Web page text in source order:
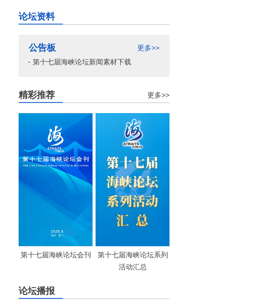
论坛资料
更多>>
公告板
第十七届海峡论坛新闻素材下载
更多>>
精彩推荐
第十七届海峡论坛会刊
第十七届海峡论坛系列
活动汇总
论坛播报